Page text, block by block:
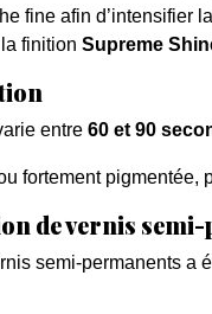
fine afin d’intensifier
finition Supreme
entre 60 et 90
fortement
de vernis
semi-permanents a